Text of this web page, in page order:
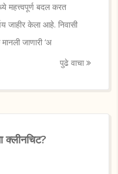
महत्त्वपूर्ण बदल करत
जाहीर केला आहे. निवासी
जाणारी ‘अ
पुढे वाचा
क्लीनचिट?